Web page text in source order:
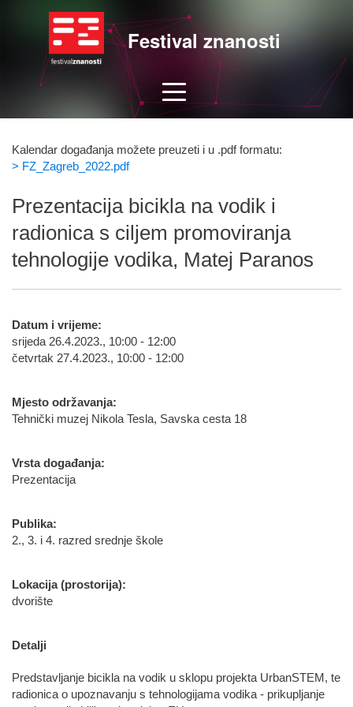
Festival znanosti
Kalendar događanja možete preuzeti i u .pdf formatu:
> FZ_Zagreb_2022.pdf
Prezentacija bicikla na vodik i
radionica s ciljem promoviranja
tehnologije vodika, Matej Paranos
Datum i vrijeme:
srijeda 26.4.2023., 10:00 - 12:00
četvrtak 27.4.2023., 10:00 - 12:00
Mjesto održavanja:
Tehnički muzej Nikola Tesla, Savska cesta 18
Vrsta događanja:
Prezentacija
Publika:
2., 3. i 4. razred srednje škole
Lokacija (prostorija):
dvorište
Detalji
Predstavljanje bicikla na vodik u sklopu projekta UrbanSTEM, te
radionica o upoznavanju s tehnologijama vodika - prikupljanje